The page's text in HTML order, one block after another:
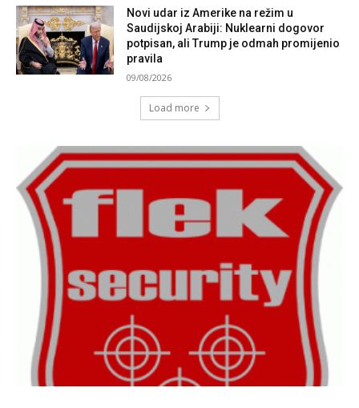
Novi udar iz Amerike na režim u
Saudijskoj Arabiji: Nuklearni dogovor
potpisan, ali Trump je odmah promijenio
pravila
09/08/2026
Load more